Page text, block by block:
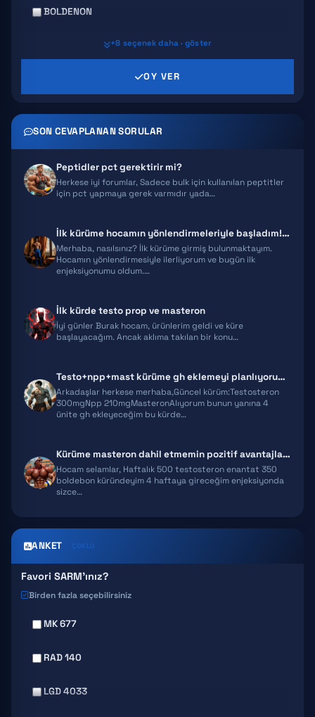
BOLDENON
DECA DURABOLIN
TRENBOLONE
CLENBUTEROL
YOHIMBINE
DIANABOL
+8 seçenek daha · göster
OY VER
SON CEVAPLANAN SORULAR
Peptidler pct gerektirir mi?
Herkese iyi forumlar, Sadece bulk için kullanılan peptitler
için pct yapmaya gerek varmıdır yada…
İlk kürüme hocamın yönlendirmeleriyle başladım! Tavsiye ve öneriler hk…
Merhaba, nasılsınız? İlk kürüme girmiş bulunmaktayım.
Hocamın yönlendirmesiyle ilerliyorum ve bugün ilk
enjeksiyonumu oldum.…
İlk kürde testo prop ve masteron
İyi günler Burak hocam, ürünlerim geldi ve küre
başlayacağım. Ancak aklıma takılan bir konu…
Testo+npp+mast kürüme gh eklemeyi planlıyorum ekstra önerileriniz olur…
Arkadaşlar herkese merhaba,Güncel kürüm:Testosteron
300mgNpp 210mgMasteronAlıyorum bunun yanına 4
ünite gh ekleyeceğim bu kürde…
Kürüme masteron dahil etmemin pozitif avantajları neler olur?
Hocam selamlar, Haftalık 500 testosteron enantat 350
boldebon küründeyim 4 haftaya gireceğim enjeksiyonda
sizce…
ANKET ÇOKLU
Favori SARM'ınız?
Birden fazla seçebilirsiniz
MK 677
RAD 140
LGD 4033